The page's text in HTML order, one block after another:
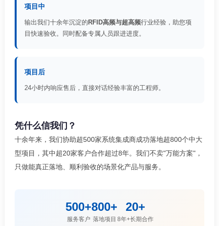
项目中
输出我们十余年沉淀的 RFID高频与超高频行业经验，助您项
目快速验收。同时配备专属人员跟进进度。
项目后
24小时内响应售后，直接对话经验丰富的工程师。
凭什么信我们？
十余年来，我们协助超500家系统集成商成功落地超800个中大
型项目，其中超20家客户合作超过8年。我们不卖"万能方案"，
只做能真正落地、顺利验收的场景化产品与服务。
500+
服务客户
800+
落地项目
20+
8年+长期合作